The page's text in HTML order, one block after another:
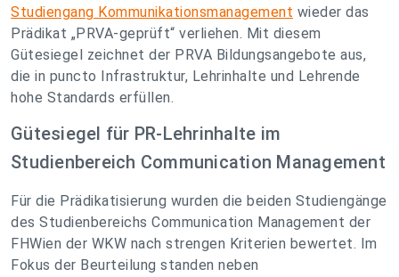
Studiengang Kommunikationsmanagement wieder das
Prädikat „PRVA-geprüft“ verliehen. Mit diesem
Gütesiegel zeichnet der PRVA Bildungsangebote aus,
die in puncto Infrastruktur, Lehrinhalte und Lehrende
hohe Standards erfüllen.
Gütesiegel für PR-Lehrinhalte im
Studienbereich Communication Management
Für die Prädikatisierung wurden die beiden Studiengänge
des Studienbereichs Communication Management der
FHWien der WKW nach strengen Kriterien bewertet. Im
Fokus der Beurteilung standen neben